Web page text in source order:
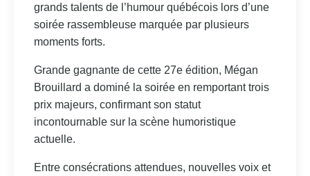
grands talents de l’humour québécois lors d’une
soirée rassembleuse marquée par plusieurs
moments forts.
Grande gagnante de cette 27e édition, Mégan
Brouillard a dominé la soirée en remportant trois
prix majeurs, confirmant son statut
incontournable sur la scène humoristique
actuelle.
Entre consécrations attendues, nouvelles voix et